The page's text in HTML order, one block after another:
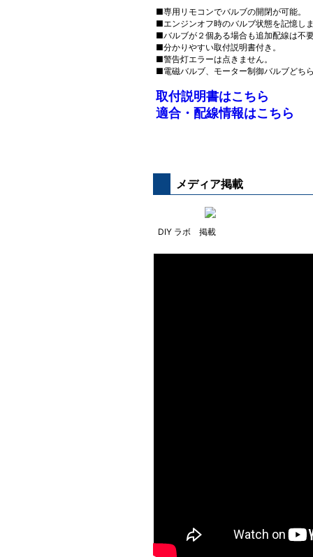
■専用リモコンでバルブの開閉が可能。
■エンジンオフ時のバルブ状態を記憶し
■バルブが２個ある場合も追加配線は不
■分かりやすい取付説明書付き。
■警告灯エラーは点きません。
■電磁バルブ、モーター制御バルブどち
取付説明書はこちら
適合・配線情報はこちら
メディア掲載
DIY ラボ 掲載